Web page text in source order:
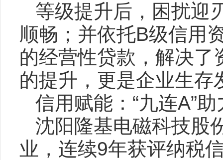
等级提升后，困扰迎
顺畅；并依托B级信用
的经营性贷款，解决了
的提升，更是企业生存
信用赋能：“九连A”
沈阳隆基电磁科技股
业，连续9年获评纳税